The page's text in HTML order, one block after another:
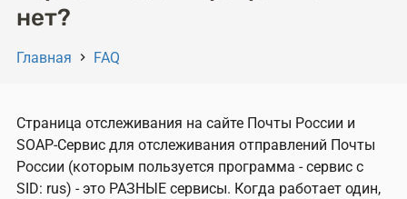
нет?
навигации
Главная FAQ
Страница отслеживания на сайте Почты России и
SOAP-Сервис для отслеживания отправлений Почты
России (которым пользуется программа - сервис c
SID: rus) - это РАЗНЫЕ сервисы. Когда работает один,